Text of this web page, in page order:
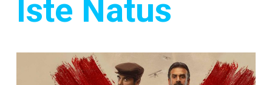
Iste Natus